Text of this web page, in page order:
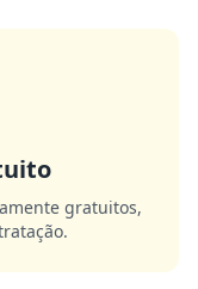
gratuitos,